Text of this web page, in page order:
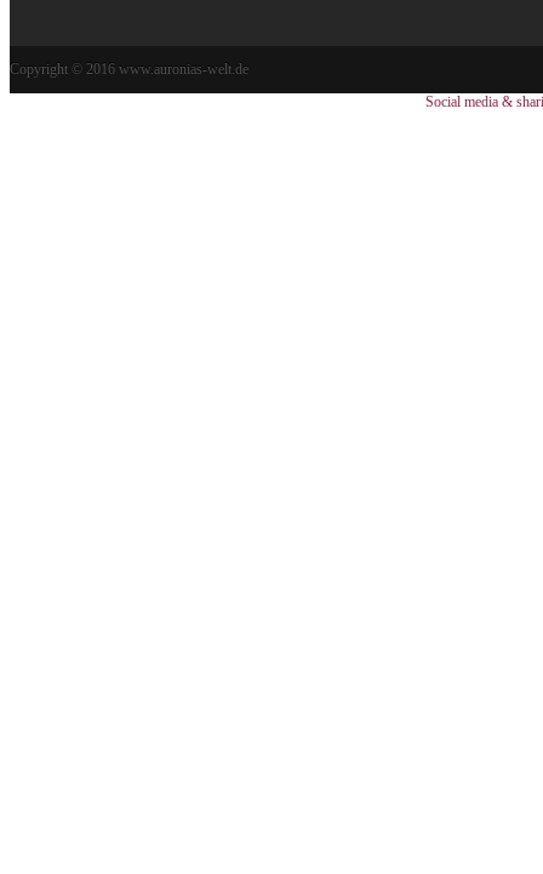
Copyright © 2016 www.auronias-welt.de
Social media &